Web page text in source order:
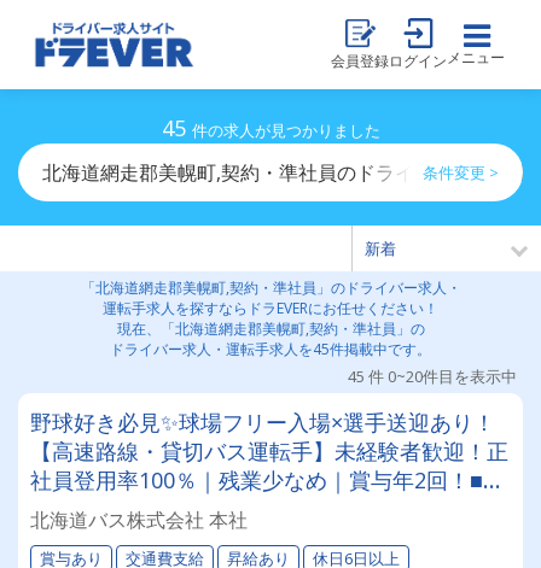
会員登録ログイン メニュー
45 件の求人が見つかりました
北海道網走郡美幌町,契約・準社員のドライバー求人・運
条件変更 >
「北海道網走郡美幌町,契約・準社員」のドライバー求人・
運転手求人を探すならドラEVERにお任せください！
現在、「北海道網走郡美幌町,契約・準社員」の
ドライバー求人・運転手求人を45件掲載中です。
45 件 0~20件目を表示中
野球好き必見✨球場フリー入場×選手送迎あり！
【高速路線・貸切バス運転手】未経験者歓迎！正
社員登用率100％｜残業少なめ｜賞与年2回！■従
業員約1,200名、車両400台。全国に展開する東
京バスグループのグループ会社です！
北海道バス株式会社 本社
賞与あり 交通費支給 昇給あり 休日6日以上